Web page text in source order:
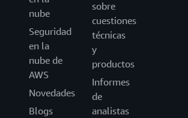
nube
Seguridad
en la
nube de
AWS
Novedades
Blogs
sobre
cuestiones
técnicas
y
productos
Informes
de
analistas